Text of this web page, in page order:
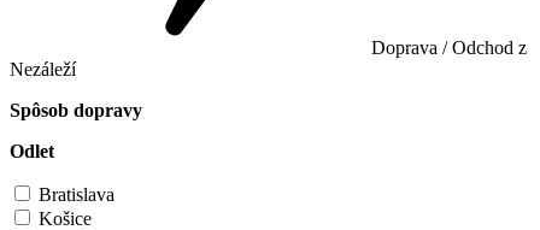
Doprava / Odchod z
Nezáleží
Spôsob dopravy
Odlet
Bratislava
Košice